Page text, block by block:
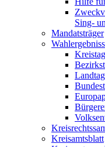
Sing-
Mandatsträger
Landtag
Kreisamtsblatt